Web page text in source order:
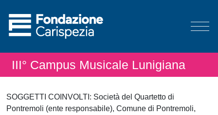
III° Campus Musicale Lunigiana
SOGGETTI COINVOLTI: Società del Quartetto di
Pontremoli (ente responsabile), Comune di Pontremoli,